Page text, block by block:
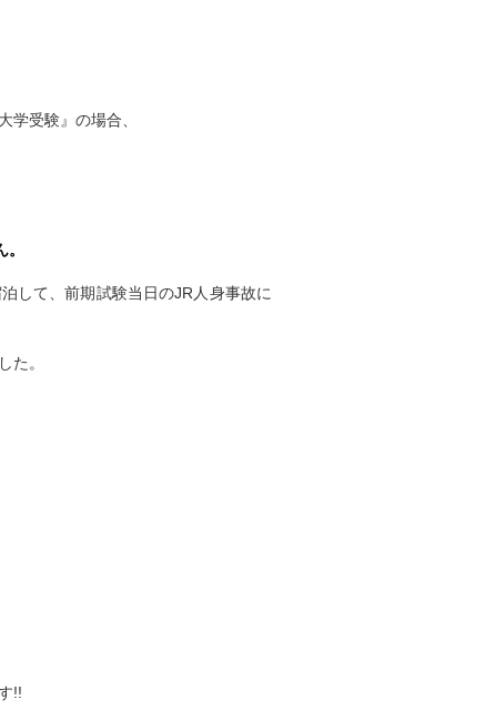
学受験』の場合、
して、前期試験当日のJR人身事故に
た。
!!